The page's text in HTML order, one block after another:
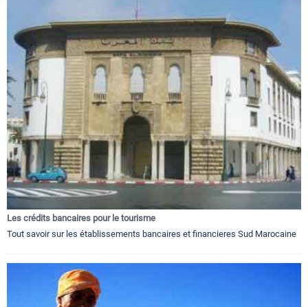
Les crédits bancaires pour le tourisme
Tout savoir sur les établissements bancaires et financieres Sud Marocaine